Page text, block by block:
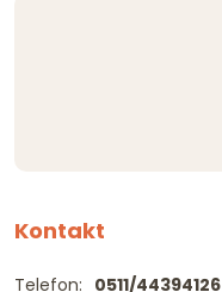
Kontakt
Telefon: 0511/44394126